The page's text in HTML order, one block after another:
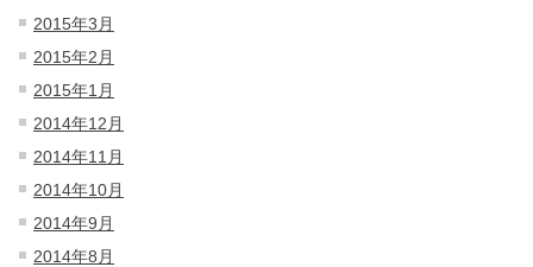
2015年3月
2015年2月
2015年1月
2014年12月
2014年11月
2014年10月
2014年9月
2014年8月